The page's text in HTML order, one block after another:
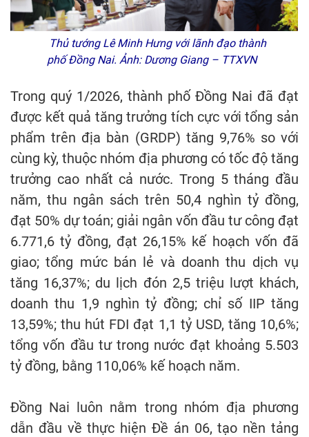
Thủ tướng Lê Minh Hưng với lãnh đạo thành
phố Đồng Nai. Ảnh: Dương Giang – TTXVN
Trong quý 1/2026, thành phố Đồng Nai đã đạt
được kết quả tăng trưởng tích cực với tổng sản
phẩm trên địa bàn (GRDP) tăng 9,76% so với
cùng kỳ, thuộc nhóm địa phương có tốc độ tăng
trưởng cao nhất cả nước. Trong 5 tháng đầu
năm, thu ngân sách trên 50,4 nghìn tỷ đồng,
đạt 50% dự toán; giải ngân vốn đầu tư công đạt
6.771,6 tỷ đồng, đạt 26,15% kế hoạch vốn đã
giao; tổng mức bán lẻ và doanh thu dịch vụ
tăng 16,37%; du lịch đón 2,5 triệu lượt khách,
doanh thu 1,9 nghìn tỷ đồng; chỉ số IIP tăng
13,59%; thu hút FDI đạt 1,1 tỷ USD, tăng 10,6%;
tổng vốn đầu tư trong nước đạt khoảng 5.503
tỷ đồng, bằng 110,06% kế hoạch năm.
Đồng Nai luôn nằm trong nhóm địa phương
dẫn đầu về thực hiện Đề án 06, tạo nền tảng